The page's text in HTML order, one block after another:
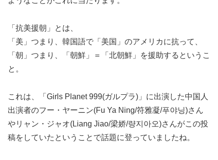
「抗美援朝」とは、
「美」つまり、韓国語で「美国」のアメリカに抗って、
「朝」つまり、「朝鮮」＝「北朝鮮」を援助するというこ
と。
これは、「Girls Planet 999(ガルプラ)」に出演した中国人
出演者のフー・ヤーニン(Fu Ya Ning/符雅凝/푸야닝)さん
やリャン・ジャオ(Liang Jiao/梁娇/량지아오)さんがこの投
稿をしていたということで話題に登っていましたね。